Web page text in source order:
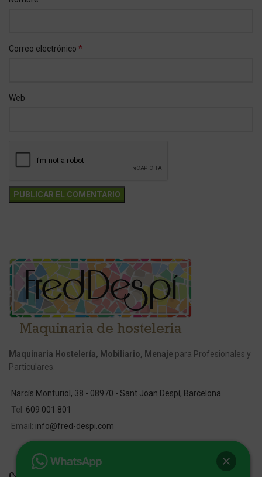
Correo electrónico *
Web
Maquinaria Hostelería, Mobiliario, Menaje para Profesionales y
Particulares.
Narcís Monturiol, 38 - 08970 - Sant Joan Despí, Barcelona
Tel: 609 001 801
Email: info@fred-despi.com